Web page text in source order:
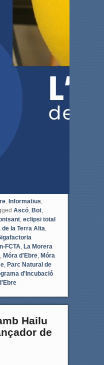
, Informatius,
Ascó, Bot,
, eclipsi total
la Terra Alta,
FCTA, La Morera
, Móra d'Ebre, Móra
, Parc Natural de
d'Incubació
Hailu
de